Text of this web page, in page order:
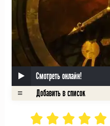
Смотреть онлайн!